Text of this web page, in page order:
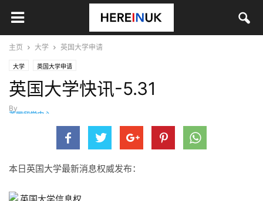
主页 大学 英国大学申请
大学 英国大学申请
英国大学快讯-5.31
By
英国留学中心
本日英国大学最新消息权威发布：